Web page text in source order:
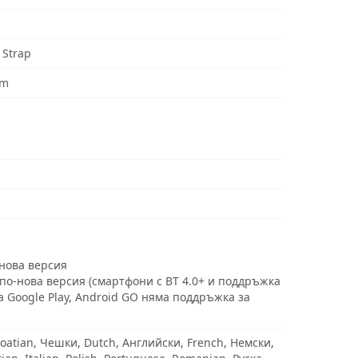
версия
нова версия (смартфони с BT 4.0+ и поддръжка
Google Play, Android GO няма поддръжка за
Чешки, Dutch, Английски, French, Немски,